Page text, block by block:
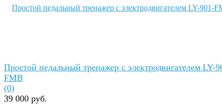
Простой педальный тренажер с электродвигателем LY-
FMB
(0)
39 000 руб.